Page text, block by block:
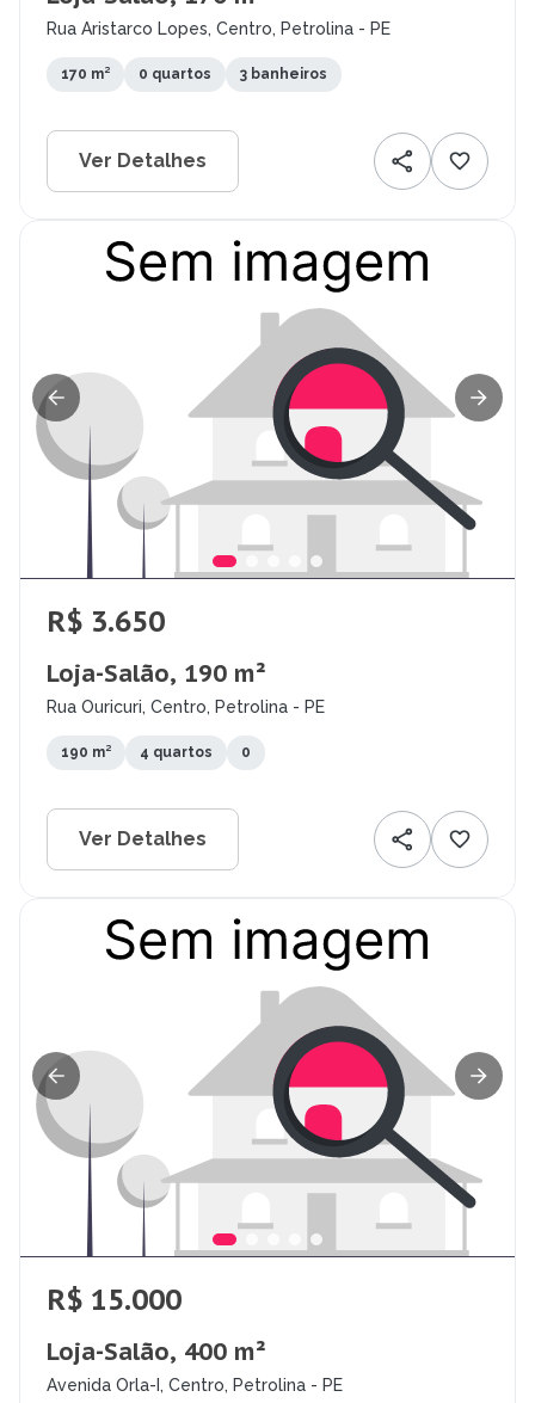
Rua Aristarco Lopes, Centro, Petrolina - PE
170 m² 0 quartos 3 banheiros
Ver Detalhes
R$ 3.650
Loja-Salão, 190 m²
Rua Ouricuri, Centro, Petrolina - PE
190 m² 4 quartos 0
Ver Detalhes
R$ 15.000
Loja-Salão, 400 m²
Avenida Orla-I, Centro, Petrolina - PE